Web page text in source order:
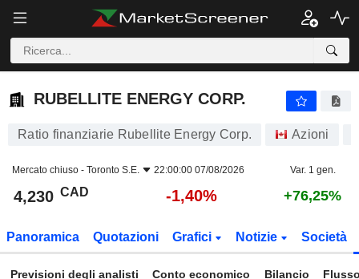
RUBELLITE ENERGY CORP.
RUBELLITE ENERGY CORP.
Ratio finanziarie Rubellite Energy Corp. Azioni
Mercato chiuso - Toronto S.E. 22:00:00 07/08/2026 Var. 1 gen.
4,230 CAD -1,40% +76,25%
Panoramica Quotazioni Grafici Notizie Società
Previsioni degli analisti Conto economico Bilancio